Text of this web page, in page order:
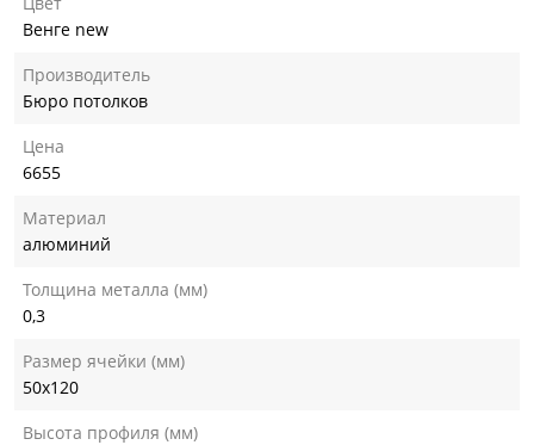
Венге new
Производитель
Бюро потолков
Цена
6655
Материал
алюминий
Толщина металла (мм)
0,3
Размер ячейки (мм)
50х120
Высота профиля (мм)